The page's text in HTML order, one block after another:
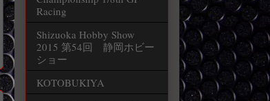
Racing
Shizuoka Hobby Show
2015 第54回 静岡ホビー
ショー
KOTOBUKIYA